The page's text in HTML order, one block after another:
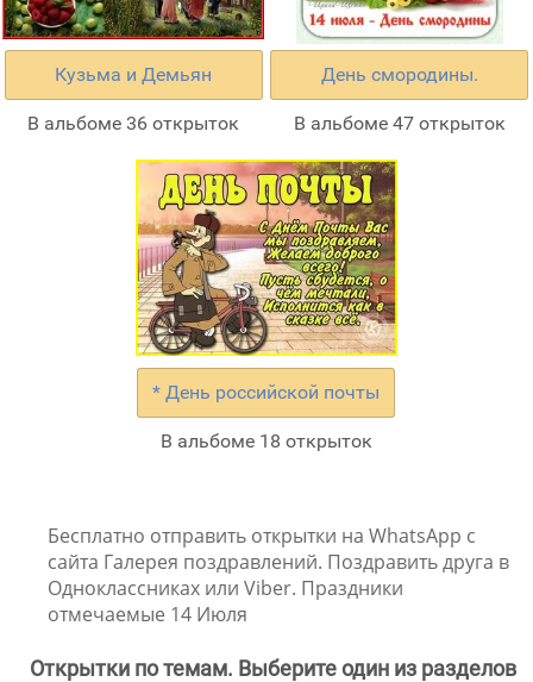
Кузьма и Демьян
В альбоме 36 открыток
День смородины.
В альбоме 47 открыток
* День российской почты
В альбоме 18 открыток
Бесплатно отправить открытки на WhatsApp с
сайта Галерея поздравлений. Поздравить друга в
Одноклассниках или Viber. Праздники
отмечаемые 14 Июля
Открытки по темам. Выберите один из разделов